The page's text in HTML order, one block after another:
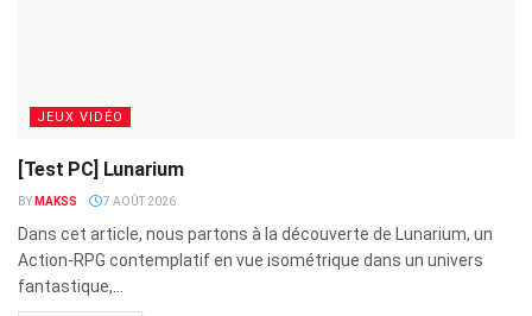
JEUX VIDÉO
[Test PC] Lunarium
BY MAKSS 7 AOÛT 2026
Dans cet article, nous partons à la découverte de Lunarium, un
Action-RPG contemplatif en vue isométrique dans un univers
fantastique,...